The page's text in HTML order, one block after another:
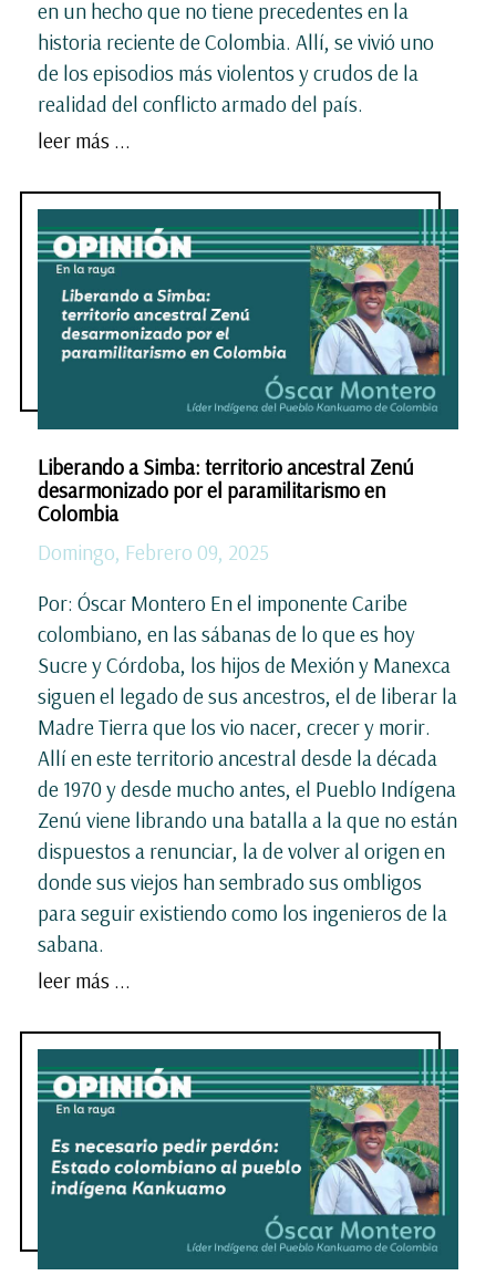
en un hecho que no tiene precedentes en la
historia reciente de Colombia. Allí, se vivió uno
de los episodios más violentos y crudos de la
realidad del conflicto armado del país.
leer más ...
Liberando a Simba: territorio ancestral Zenú
desarmonizado por el paramilitarismo en
Colombia
Domingo, Febrero 09, 2025
Por: Óscar Montero En el imponente Caribe
colombiano, en las sábanas de lo que es hoy
Sucre y Córdoba, los hijos de Mexión y Manexca
siguen el legado de sus ancestros, el de liberar la
Madre Tierra que los vio nacer, crecer y morir.
Allí en este territorio ancestral desde la década
de 1970 y desde mucho antes, el Pueblo Indígena
Zenú viene librando una batalla a la que no están
dispuestos a renunciar, la de volver al origen en
donde sus viejos han sembrado sus ombligos
para seguir existiendo como los ingenieros de la
sabana.
leer más ...